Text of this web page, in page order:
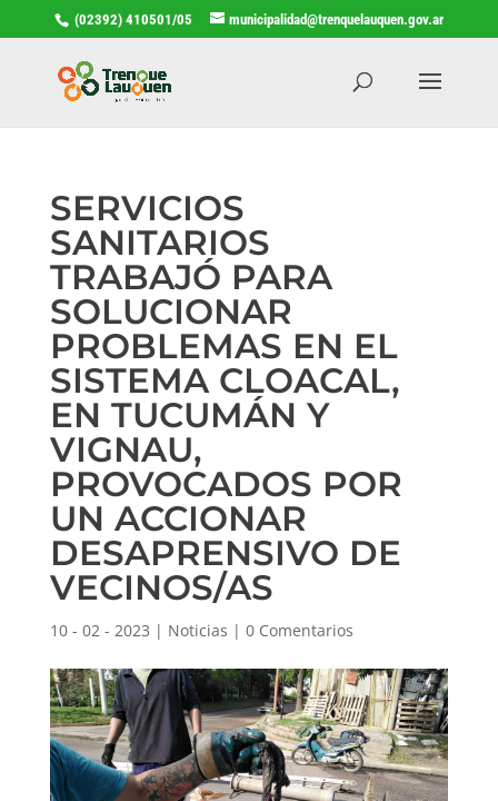
(02392) 410501/05 municipalidad@trenquelauquen.gov.ar
SERVICIOS
SANITARIOS
TRABAJÓ PARA
SOLUCIONAR
PROBLEMAS EN EL
SISTEMA CLOACAL,
EN TUCUMÁN Y
VIGNAU,
PROVOCADOS POR
UN ACCIONAR
DESAPRENSIVO DE
VECINOS/AS
10 - 02 - 2023 | Noticias | 0 Comentarios